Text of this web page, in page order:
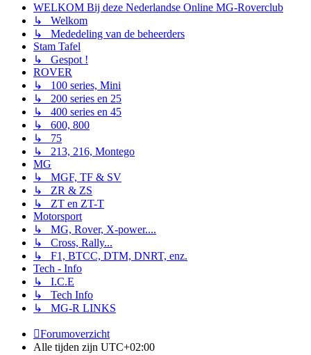
WELKOM Bij deze Nederlandse Online MG-Roverclub
↳ Welkom
↳ Mededeling van de beheerders
Stam Tafel
↳ Gespot !
ROVER
↳ 100 series, Mini
↳ 200 series en 25
↳ 400 series en 45
↳ 600, 800
↳ 75
↳ 213, 216, Montego
MG
↳ MGF, TF & SV
↳ ZR & ZS
↳ ZT en ZT-T
Motorsport
↳ MG, Rover, X-power....
↳ Cross, Rally...
↳ F1, BTCC, DTM, DNRT, enz.
Tech - Info
↳ I.C.E
↳ Tech Info
↳ MG-R LINKS
Forumoverzicht
Alle tijden zijn UTC+02:00